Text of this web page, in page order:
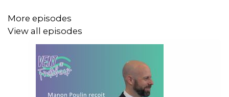
More episodes
View all episodes